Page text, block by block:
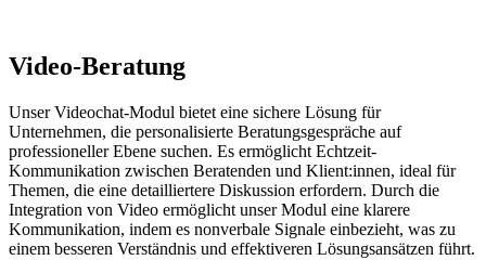
Video-Beratung
Unser Videochat-Modul bietet eine sichere Lösung für
Unternehmen, die personalisierte Beratungsgespräche auf
professioneller Ebene suchen. Es ermöglicht Echtzeit-
Kommunikation zwischen Beratenden und Klient:innen, ideal für
Themen, die eine detailliertere Diskussion erfordern. Durch die
Integration von Video ermöglicht unser Modul eine klarere
Kommunikation, indem es nonverbale Signale einbezieht, was zu
einem besseren Verständnis und effektiveren Lösungsansätzen führt.